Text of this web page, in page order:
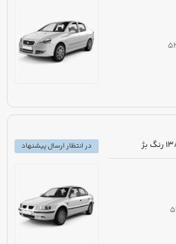
در انتظار ارسال پیشنهاد